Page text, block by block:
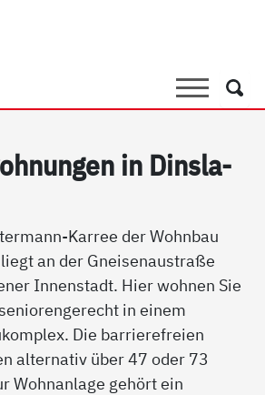
SucheSuche
in Dins­la­
Karree der Wohnbau
an der Gneisenaustraße
Innenstadt. Hier wohnen Sie
in einem
Die barrierefreien
alternativ über 47 oder 73
Wohnanlage gehört ein